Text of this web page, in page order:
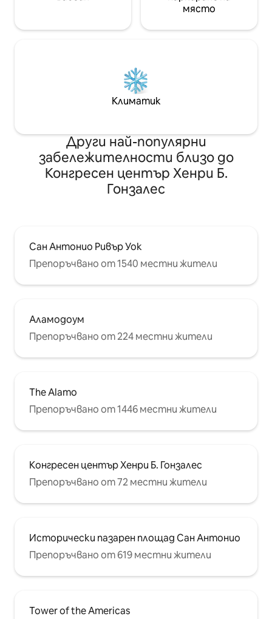
място
Климатик
Други най-популярни
забележителности близо до
Конгресен център Хенри Б.
Гонзалес
Сан Антонио Ривър Уок
Препоръчвано от 1540 местни жители
Аламодоум
Препоръчвано от 224 местни жители
The Alamo
Препоръчвано от 1446 местни жители
Конгресен център Хенри Б. Гонзалес
Препоръчвано от 72 местни жители
Исторически пазарен площад Сан Антонио
Препоръчвано от 619 местни жители
Tower of the Americas